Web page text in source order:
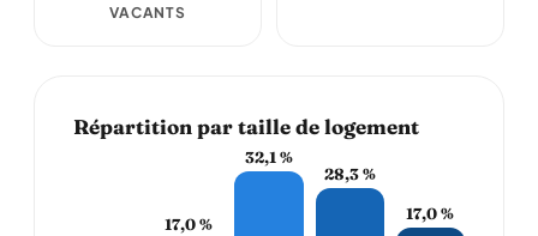
VACANTS
Répartition par taille de logement
17,0 %
32,1 %
28,3 %
17,0 %